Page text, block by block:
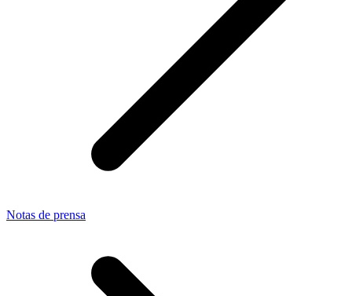
Notas de prensa